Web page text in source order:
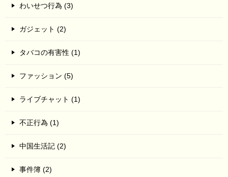
わいせつ行為 (3)
ガジェット (2)
タバコの有害性 (1)
ファッション (5)
ライブチャット (1)
不正行為 (1)
中国生活記 (2)
事件簿 (2)